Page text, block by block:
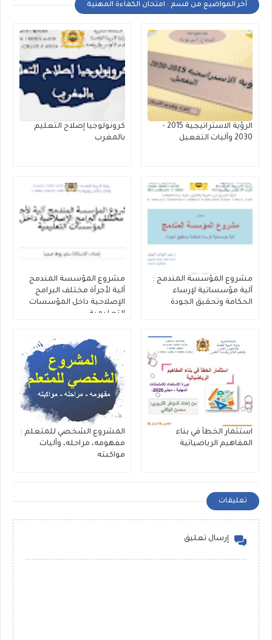
أخر المواضيع من قسم : امتحان الكفاءة المهنية
الرؤية الاستراتيجية 2015 -
2030 وآليات التفعيل
كرونولوجيا إصلاح التعليم
بالمغرب
مشروع المؤسسة المندمج :
آلية مؤسساتية لإرساء
الحكامة وتحقيق الجودة
مشروع المؤسسة المندمج
آلية لأجرأة مختلف البرامج
الإصلاحية داخل المؤسسات
التعليمية
استثمار الخطأ في بناء
المفاهيم الرياضياتية
المشروع الشخصي للمتعلم :
مفهومه، مراحله، وآليات
مواكبته
تعليقات
إرسال تعليق